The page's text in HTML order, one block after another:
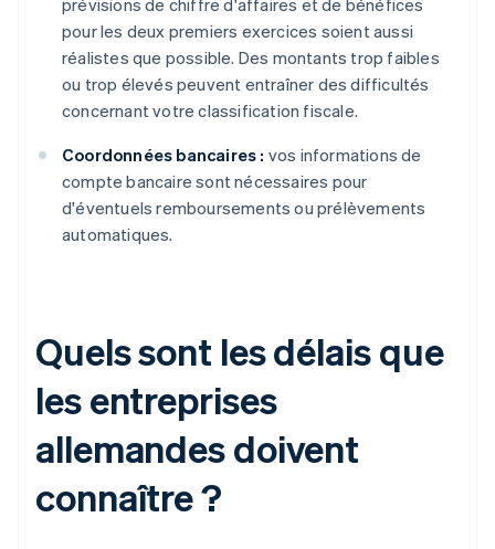
prévisions de chiffre d'affaires et de bénéfices
pour les deux premiers exercices soient aussi
réalistes que possible. Des montants trop faibles
ou trop élevés peuvent entraîner des difficultés
concernant votre classification fiscale.
Coordonnées bancaires : vos informations de
compte bancaire sont nécessaires pour
d'éventuels remboursements ou prélèvements
automatiques.
Quels sont les délais que
les entreprises
allemandes doivent
connaître ?